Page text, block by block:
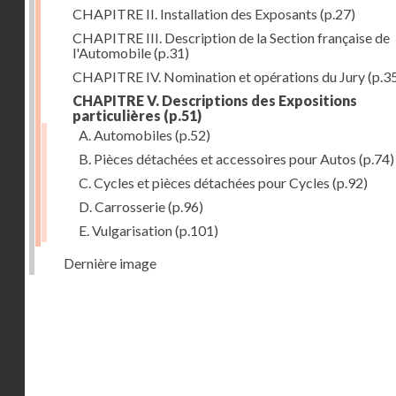
CHAPITRE II. Installation des Exposants (p.27)
CHAPITRE III. Description de la Section française de
l'Automobile(p.31)
CHAPITRE IV. Nomination et opérations du Jury
CHAPITRE V. Descriptions des Expositions
particulières (p.51)
A. Automobiles (p.52)
B. Pièces détachées et accessoires pour Autos (p.74)
C. Cycles et pièces détachées pour Cycles (p.92)
D. Carrosserie(p.96)
E. Vulgarisation(p.101)
Dernière image